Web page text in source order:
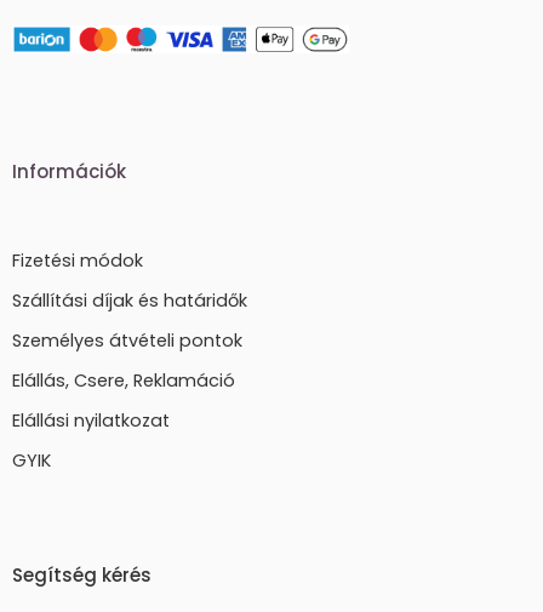
Információk
Fizetési módok
Szállítási díjak és határidők
Személyes átvételi pontok
Elállás, Csere, Reklamáció
Elállási nyilatkozat
GYIK
Segítség kérés